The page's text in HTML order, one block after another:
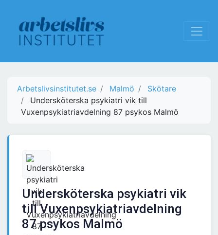
Arbetslivsinstitutet.se Malmö
Skötare
Undersköterska psykiatri vik till
Vuxenpsykiatriavdelning 87 psykos Malmö
Undersköterska psykiatri vik
till Vuxenpsykiatriavdelning
87 psykos Malmö